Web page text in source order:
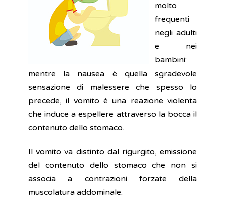
molto
frequenti
negli adulti
e nei
bambini:
mentre la nausea è quella sgradevole
sensazione di malessere che spesso lo
precede, il vomito è una reazione violenta
che induce a espellere attraverso la bocca il
contenuto dello stomaco.
Il vomito va distinto dal rigurgito, emissione
del contenuto dello stomaco che non si
associa a contrazioni forzate della
muscolatura addominale.